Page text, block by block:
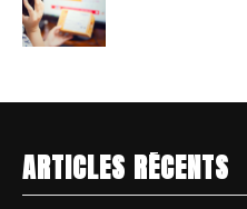
ARTICLES RÉCENTS